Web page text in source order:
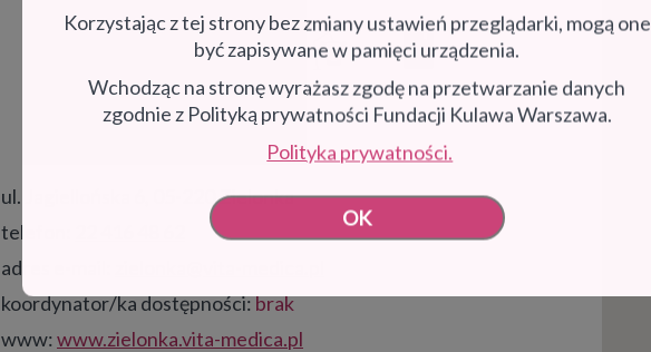
Korzystając z tej strony bez zmiany ustawień przeglądarki, mogą one
być zapisywane w pamięci urządzenia.
Wchodząc na stronę wyrażasz zgodę na przetwarzanie danych
zgodnie z Polityką prywatności Fundacji Kulawa Warszawa.
Polityka prywatności.
OK
ul. Jagiellońska 6, 05-220 Zielonka
telefon:
adres e-mail:
koordynator/ka dostępności:brak
www:www.zielonka.vita-medica.pl